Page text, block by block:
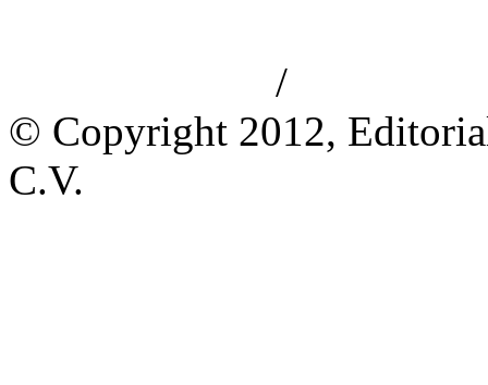
/
© Copyright 2012,
C.V.